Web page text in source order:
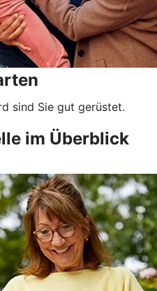
sind Sie gut gerüstet.
im Überblick